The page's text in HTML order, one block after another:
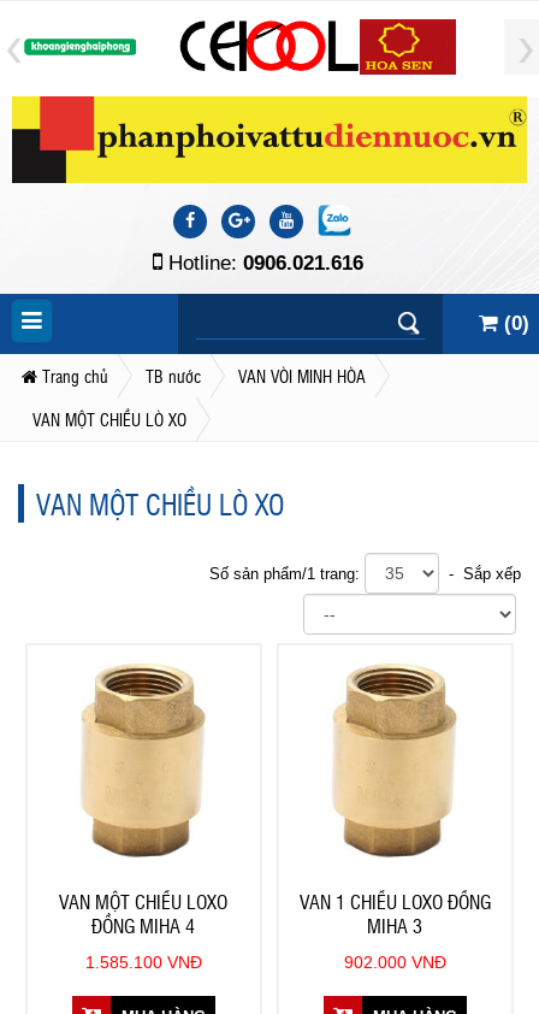
Hotline: 0906.021.616
(0)
Trang chủ TB nước
VAN VÒI MINH HÒA
VAN MỘT CHIỀU LÒ XO
VAN MỘT CHIỀU LÒ XO
Số sản phẩm/1 trang: - Sắp xếp
VAN MỘT CHIỀU LOXO
ĐỒNG MIHA 4
1.585.100 VNĐ
VAN 1 CHIỀU LOXO ĐỒNG
MIHA 3
902.000 VNĐ